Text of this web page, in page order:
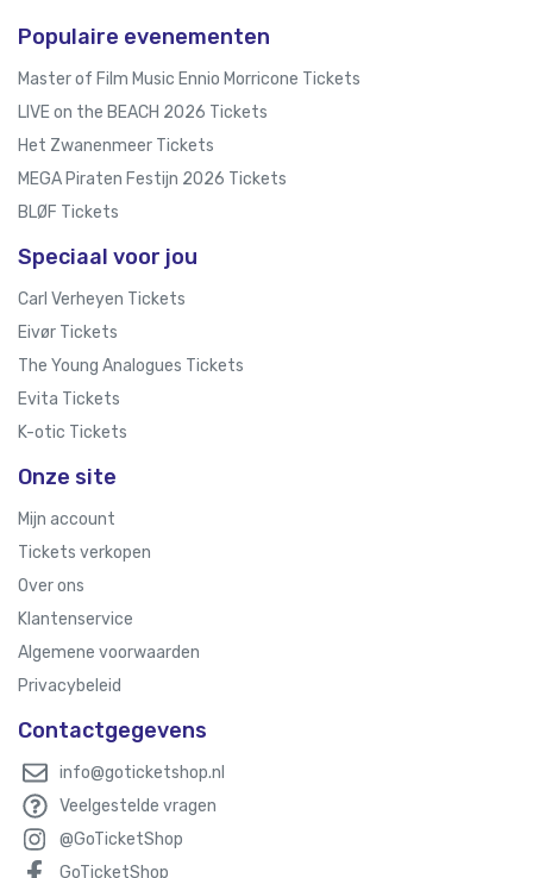
Populaire evenementen
Master of Film Music Ennio Morricone Tickets
LIVE on the BEACH 2026 Tickets
Het Zwanenmeer Tickets
MEGA Piraten Festijn 2026 Tickets
BLØF Tickets
Speciaal voor jou
Carl Verheyen Tickets
Eivør Tickets
The Young Analogues Tickets
Evita Tickets
K-otic Tickets
Onze site
Mijn account
Tickets verkopen
Over ons
Klantenservice
Algemene voorwaarden
Privacybeleid
Contactgegevens
info@goticketshop.nl
Veelgestelde vragen
@GoTicketShop
GoTicketShop